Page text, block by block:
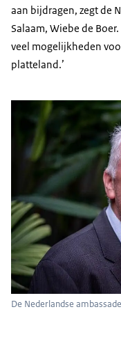
aan bijdragen, zegt de
Salaam, Wiebe de
veel mogelijkheden
platteland.’
De Nederlandse